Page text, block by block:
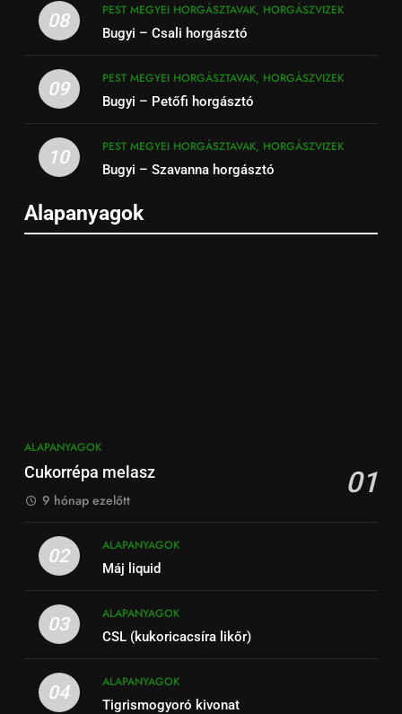
08
PEST MEGYEI HORGÁSZTAVAK, HORGÁSZVIZEK
Bugyi – Csali horgásztó
09
PEST MEGYEI HORGÁSZTAVAK, HORGÁSZVIZEK
Bugyi – Petőfi horgásztó
10
PEST MEGYEI HORGÁSZTAVAK, HORGÁSZVIZEK
Bugyi – Szavanna horgásztó
Alapanyagok
ALAPANYAGOK
Cukorrépa melasz 01
9 hónap ezelőtt
02
ALAPANYAGOK
Máj liquid
03
ALAPANYAGOK
CSL (kukoricacsíra likőr)
04
ALAPANYAGOK
Tigrismogyoró kivonat